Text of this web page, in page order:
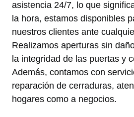
asistencia 24/7, lo que
la hora, estamos disponibles
nuestros clientes ante
Realizamos aperturas sin
la integridad de las puertas y
Además, contamos con
reparación de cerraduras,
hogares como a negocios.